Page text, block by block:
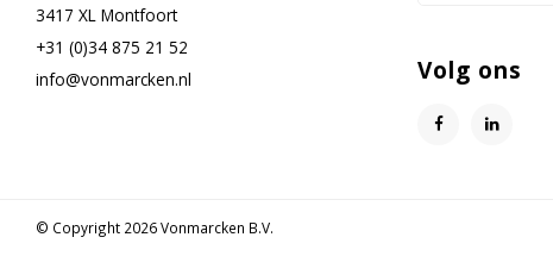
3417 XL Montfoort
+31 (0)34 875 21 52
info@vonmarcken.nl
Volg ons
© Copyright 2026 Vonmarcken B.V.